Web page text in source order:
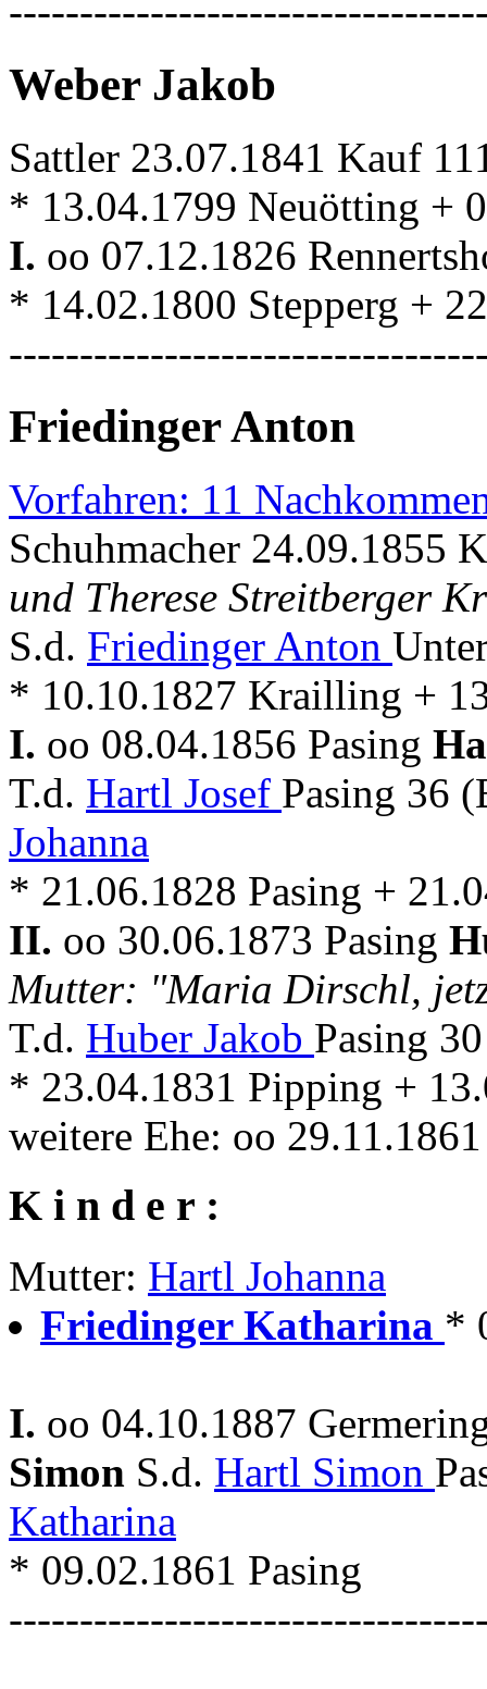
Weber Jakob
Sattler 23.07.1841 Kauf
* 13.04.1799 Neuötting +
I. oo 07.12.1826
* 14.02.1800 Stepperg +
Friedinger Anton
Vorfahren: 11
Schuhmacher 24.09.1855
und Therese Streitberger
S.d. Friedinger Anton
* 10.10.1827 Krailling +
I. oo 08.04.1856 Pasing
T.d. Hartl Josef Pasing 36
Johanna
* 21.06.1828 Pasing +
II. oo 30.06.1873 Pasing
Mutter: "Maria Dirschl,
T.d. Huber Jakob Pasing
* 23.04.1831 Pipping +
weitere Ehe: oo
K i n d e r :
Mutter: Hartl Johanna
Friedinger Katharina *
I. oo 04.10.1887
Simon S.d. Hartl Simon
Katharina
* 09.02.1861 Pasing